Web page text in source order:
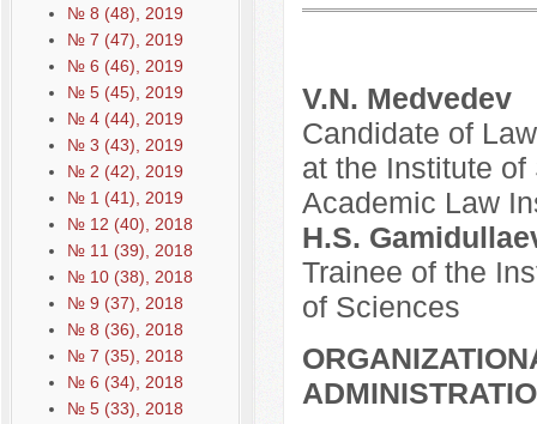
№ 8 (48), 2019
№ 7 (47), 2019
№ 6 (46), 2019
№ 5 (45), 2019
№ 4 (44), 2019
№ 3 (43), 2019
№ 2 (42), 2019
№ 1 (41), 2019
№ 12 (40), 2018
№ 11 (39), 2018
№ 10 (38), 2018
№ 9 (37), 2018
№ 8 (36), 2018
№ 7 (35), 2018
№ 6 (34), 2018
№ 5 (33), 2018
V.N. Medvedev
Candidate of
at the Institute
Academic Law
H.S.
Trainee of the
of Sciences